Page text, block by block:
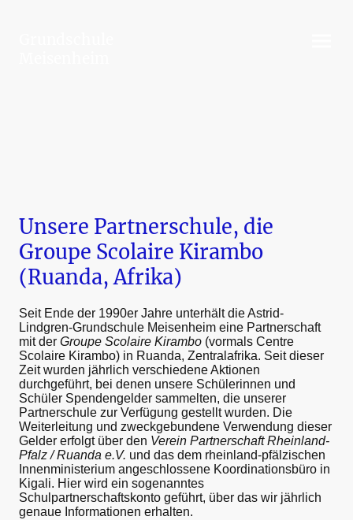
Unsere Partnerschule, die
Groupe Scolaire Kirambo
(Ruanda, Afrika)
Seit Ende der 1990er Jahre unterhält die Astrid-
Lindgren-Grundschule Meisenheim eine Partnerschaft
mit der Groupe Scolaire Kirambo (vormals Centre
Scolaire Kirambo) in Ruanda, Zentralafrika. Seit dieser
Zeit wurden jährlich verschiedene Aktionen
durchgeführt, bei denen unsere Schülerinnen und
Schüler Spendengelder sammelten, die unserer
Partnerschule zur Verfügung gestellt wurden. Die
Weiterleitung und zweckgebundene Verwendung dieser
Gelder erfolgt über den Verein Partnerschaft Rheinland-
Pfalz / Ruanda e.V. und das dem rheinland-pfälzischen
Innenministerium angeschlossene Koordinationsbüro in
Kigali. Hier wird ein sogenanntes
Schulpartnerschaftskonto geführt, über das wir jährlich
genaue Informationen erhalten.